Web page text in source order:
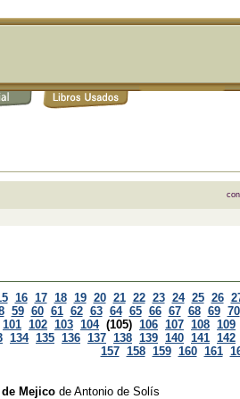
16 17 18 19 20 21 22 23 24 25 26
59 60 61 62 63 64 65 66 67 68 69 70
101 102 103 104 (105) 106 107 108 109
134 135 136 137 138 139 140 141 142
157 158 159 160 161
Mejico de Antonio de Solís